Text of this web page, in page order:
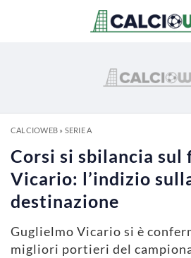
CALCIOWEB» SERIE A
Corsi si sbilancia sul
Vicario: l’indizio
destinazione
Guglielmo Vicario si è
migliori portieri del